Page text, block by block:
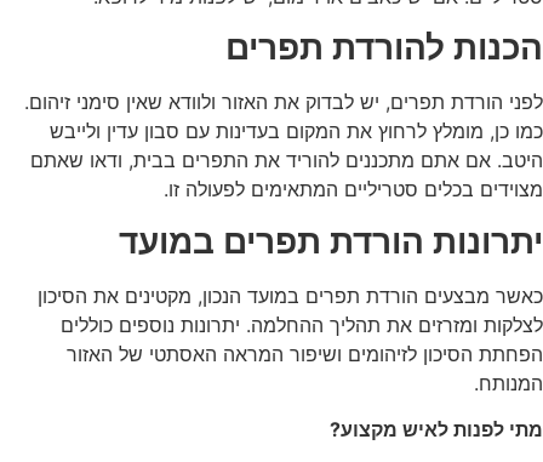
הכנות להורדת תפרים
לפני הורדת תפרים, יש לבדוק את האזור ולוודא שאין סימני זיהום.
כמו כן, מומלץ לרחוץ את המקום בעדינות עם סבון עדין ולייבש
היטב. אם אתם מתכננים להוריד את התפרים בבית, ודאו שאתם
מצוידים בכלים סטריליים המתאימים לפעולה זו.
יתרונות הורדת תפרים במועד
כאשר מבצעים הורדת תפרים במועד הנכון, מקטינים את הסיכון
לצלקות ומזרזים את תהליך ההחלמה. יתרונות נוספים כוללים
הפחתת הסיכון לזיהומים ושיפור המראה האסתטי של האזור
המנותח.
מתי לפנות לאיש מקצוע?